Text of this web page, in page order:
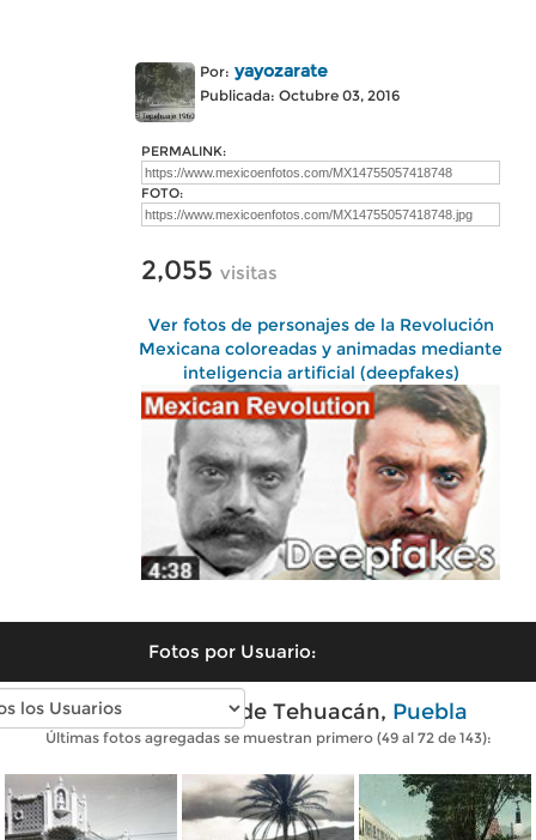
Por: yayozarate
Publicada: Octubre 03, 2016
PERMALINK:
FOTO:
2,055 visitas
Ver fotos de personajes de la Revolución
Mexicana coloreadas y animadas mediante
inteligencia artificial (deepfakes)
Fotos por Usuario:
Fotos antiguas de Tehuacán, Puebla
Últimas fotos agregadas se muestran primero (49 al 72 de 143):